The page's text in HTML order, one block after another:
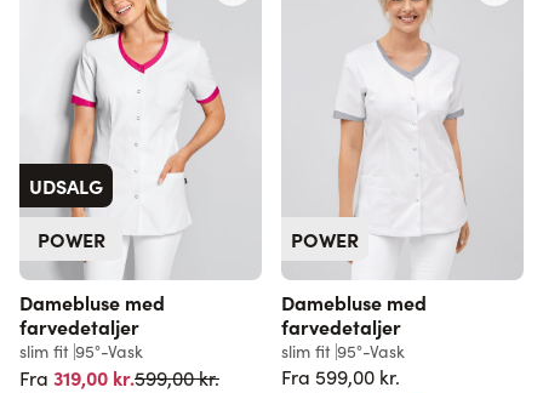
UDSALG
POWER
Damebluse med
farvedetaljer
slim fit 95°-Vask
Fra 319,00 kr.Normalpris
599,00 kr.
POWER
Damebluse med
farvedetaljer
slim fit 95°-Vask
Fra 599,00 kr.